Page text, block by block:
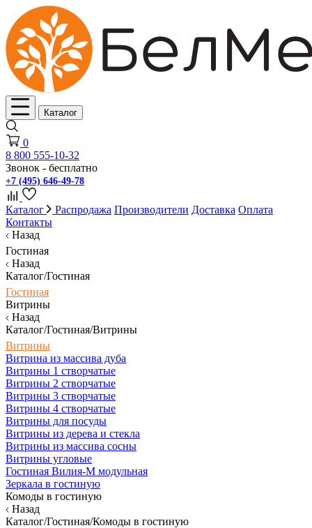
Каталог
0
8 800 555-10-32
Звонок - бесплатно
+7 (495) 646-49-78
Каталог Распродажа Производители Доставка Оплата
Контакты
Назад
Гостиная
Назад
Каталог/Гостиная
Гостиная
Витрины
Назад
Каталог/Гостиная/Витрины
Витрины
Витрина из массива дуба
Витрины 1 створчатые
Витрины 2 створчатые
Витрины 3 створчатые
Витрины 4 створчатые
Витрины для посуды
Витрины из дерева и стекла
Витрины из массива сосны
Витрины угловые
Гостиная Вилия-М модульная
Зеркала в гостиную
Комоды в гостиную
Назад
Каталог/Гостиная/Комоды в гостиную